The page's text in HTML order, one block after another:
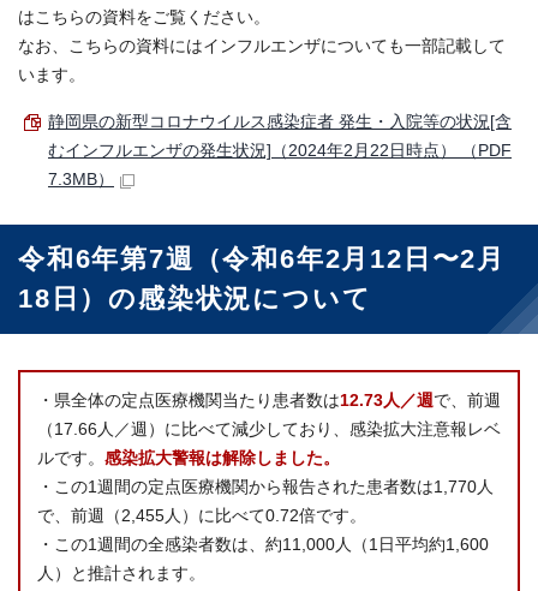
はこちらの資料をご覧ください。
なお、こちらの資料にはインフルエンザについても一部記載して
います。
静岡県の新型コロナウイルス感染症者 発生・入院等の状況[含
むインフルエンザの発生状況]（2024年2月22日時点） （PDF
7.3MB）
令和6年第7週（令和6年2月12日〜2月
18日）の感染状況について
・県全体の定点医療機関当たり患者数は12.73人／週で、前週
（17.66人／週）に比べて減少しており、感染拡大注意報レベ
ルです。 感染拡大警報は解除しました。
・この1週間の定点医療機関から報告された患者数は1,770人
で、前週（2,455人）に比べて0.72倍です。
・この1週間の全感染者数は、約11,000人（1日平均約1,600
人）と推計されます。